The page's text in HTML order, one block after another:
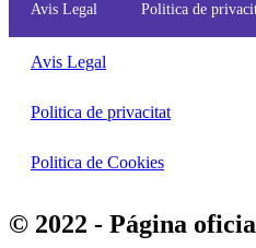
Avis Legal Politica de
Avis Legal
Politica de privacitat
Politica de Cookies
© 2022 - Página